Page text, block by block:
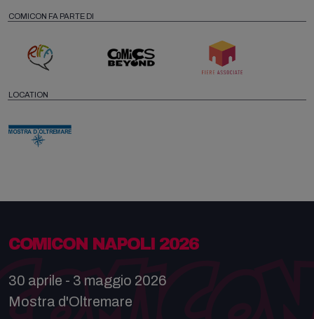
COMICON FA PARTE DI
LOCATION
COMICON NAPOLI 2026
30 aprile - 3 maggio 2026
Mostra d'Oltremare